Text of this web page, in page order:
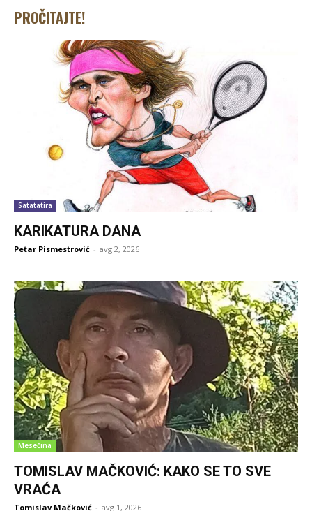
PROČITAJTE!
Satatatira
KARIKATURA DANA
Petar Pismestrović - avg 2, 2026
Mesečina
TOMISLAV MAČKOVIĆ: KAKO SE TO SVE
VRAĆA
Tomislav Mačković - avg 1, 2026